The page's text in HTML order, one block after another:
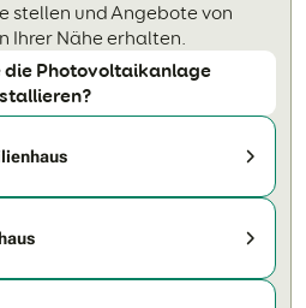
stellen und Angebote von
Ihrer Nähe erhalten.
die Photovoltaikanlage